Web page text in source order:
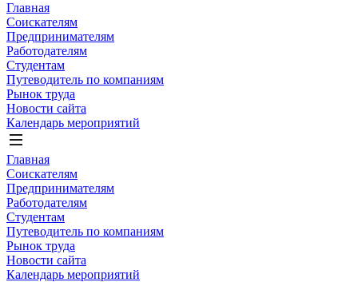
Главная
Соискателям
Предпринимателям
Работодателям
Студентам
Путеводитель по компаниям
Рынок труда
Новости сайта
Календарь мероприятий
Главная
Соискателям
Предпринимателям
Работодателям
Студентам
Путеводитель по компаниям
Рынок труда
Новости сайта
Календарь мероприятий